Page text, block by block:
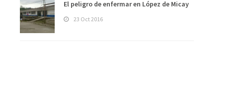
El peligro de enfermar en López de Micay
23 Oct 2016